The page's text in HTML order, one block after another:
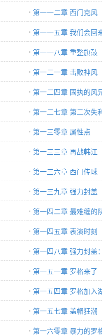
第一一二章 西门克风
第一一五章 我们会回
第一一八章 重整旗鼓
第一二一章 击败神风
第一二四章 固执的风
第一二七章 第二次失
第一三零章 属性点
第一三三章 再战韩江
第一三六章 西门传球
第一三九章 强力封盖
第一四二章 最难缠的
第一四五章 表演时刻
第一四八章 强力封盖
第一五一章 罗格来了
第一五四章 罗格加入
第一五七章 盖帽狂潮
第一六零章 暴力的罗